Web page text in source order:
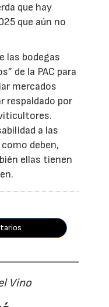
que hay
que aún no
las bodegas
de la PAC para
mercados
respaldado por
a las
deben,
ellas tienen
Vino